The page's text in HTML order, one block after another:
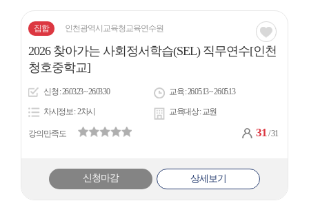
집합 인천광역시교육청교육연수원 관심
2026 찾아가는 사회정서학습(SEL) 직무연수[인천
청호중학교]
신청 26.03.23 ~ 26.03.30 교육 26.05.13 ~ 26.05.13
차시정보 2차시 교육대상 교원
강의만족도 31/ 31
신청마감 상세보기